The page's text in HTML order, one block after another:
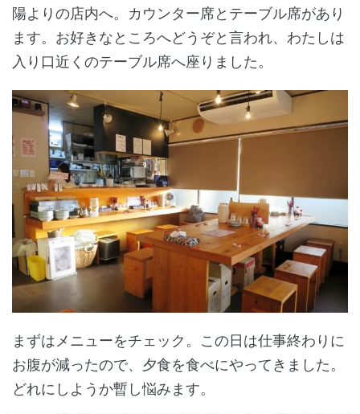
陽よりの店内へ。カウンター席とテーブル席があり
ます。お好きなところへどうぞと言われ、わたしは
入り口近くのテーブル席へ座りました。
まずはメニューをチェック。この日は仕事終わりに
お腹が減ったので、夕食を食べにやってきました。
どれにしようか暫し悩みます。